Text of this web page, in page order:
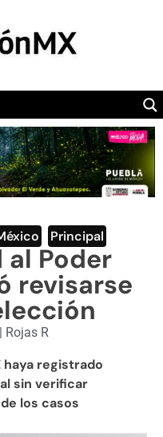
Principal
Poder
revisarse
| Rojas R
haya registrado
sin verificar
los casos